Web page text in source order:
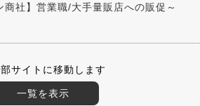
商社】営業職/大手量販店への販促～
サイトに移動します
一覧を表示